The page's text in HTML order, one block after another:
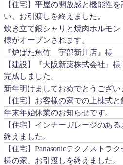
【住宅】平屋の開放感と機能性
い、お引渡しを終えました。
炊き立て銀シャリと焼肉ホルモン
様がオープンされます。
『炉ばた魚竹 宇部新川店』様
【建設】『大阪新薬株式会社』
完成しました。
新年明けましておめでとうござい
【住宅】お客様の家での上棟式と
年末年始休業のお知らせです。
【住宅】インナーガレージのあ
終えました。
【住宅】Panasonicテクノストラ
様の家、お引渡しを終えました。